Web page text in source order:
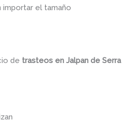
el tamaño
de trasteos en Jalpan de Serra